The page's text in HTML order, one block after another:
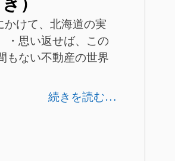
けて、北海道の実
・思い返せば、この
もない不動産の世界
続きを読む…